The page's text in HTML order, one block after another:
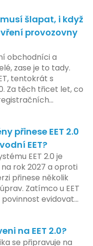
první pololetí
roku, je zaměřena
edukaci uživatelů,
materiálů a
a
V této fázi dojde
spuštění
vybrané segmenty
a konečná fáze
EET 2.0 do
prodejců
nového systému,
dohledu nad
pravidel.
Povinnost uvést
se týká všech
domén, a
stávající
při aktualizaci
šlapat, i když
provozovny
obchodníci a
zase je to tady.
tentokrát s
Za těch třicet let, co
se občas zasekly, až
dotykové
pomalu i kafe
vím jistě: legislativa
základní pravidlo
musí šlapat
Jinak jsou problémy.
přinese EET 2.0
EET?
EET 2.0 je
rok 2027 a oproti
přinese několik
Zatímco u EET
povinnost evidovat
transakci – nově
odvíjet od
na EET 2.0?
se připravuje na